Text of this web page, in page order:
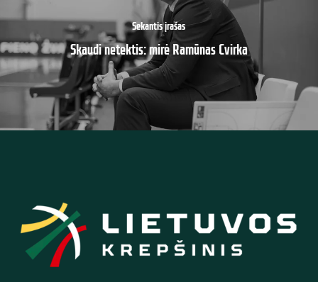
Sekantis įrašas
Skaudi netektis: mirė Ramūnas Cvirka